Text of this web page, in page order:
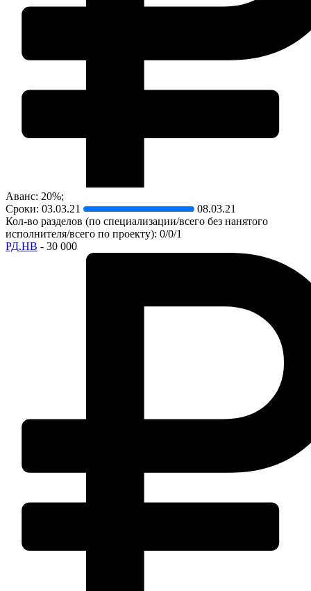
Аванс: 20%;
Сроки: 03.03.21
08.03.21
Кол-во разделов (по специализации/всего без нанятого
исполнителя/всего по проекту): 0/0/1
РД.НВ - 30 000